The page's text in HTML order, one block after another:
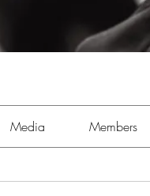
Media Members